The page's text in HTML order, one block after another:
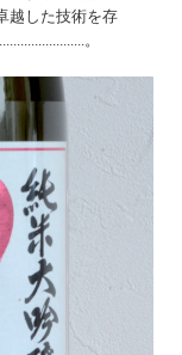
越した技術を存
。